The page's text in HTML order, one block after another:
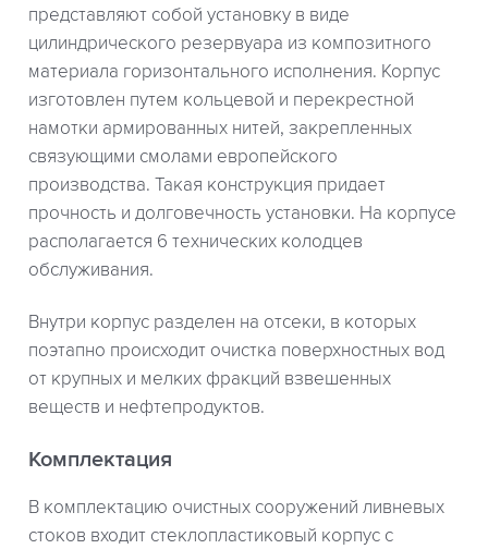
представляют собой установку в виде
цилиндрического резервуара из композитного
материала горизонтального исполнения. Корпус
изготовлен путем кольцевой и перекрестной
намотки армированных нитей, закрепленных
связующими смолами европейского
производства. Такая конструкция придает
прочность и долговечность установки. На корпусе
располагается 6 технических колодцев
обслуживания.
Внутри корпус разделен на отсеки, в которых
поэтапно происходит очистка поверхностных вод
от крупных и мелких фракций взвешенных
веществ и нефтепродуктов.
Комплектация
В комплектацию очистных сооружений ливневых
стоков входит стеклопластиковый корпус с